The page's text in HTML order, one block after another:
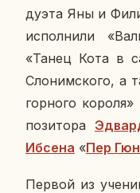
дуэта Яны и
ис­пол­ни­ли
«Танец Кота в
Сло­ним­ско­го, а
гор­но­го короля»
по­зи­то­ра
Ибсена «Пер
Первой из